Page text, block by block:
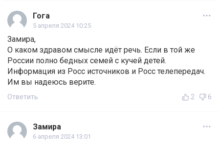
Гога
5 апреля 2024 10:25
Замира,
О каком здравом смысле идёт речь. Если в той же
России полно бедных семей с кучей детей.
Информация из Росс источников и Росс телепередач.
Им вы надеюсь верите.
Ответить 2 6
Замира
6 апреля 2024 13:01